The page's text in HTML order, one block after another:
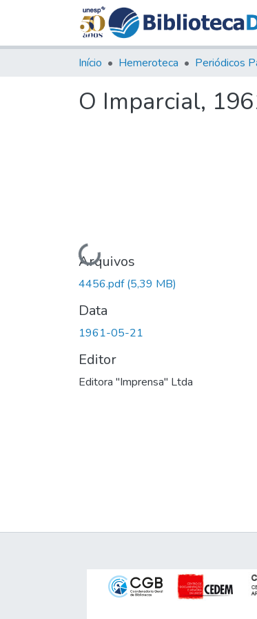
Início Hemeroteca Periódicos
O Imparcial,
Carregando...
Arquivos
4456.pdf(5,39 MB)
Data
1961-05-21
Editor
Editora "Imprensa" Ltda